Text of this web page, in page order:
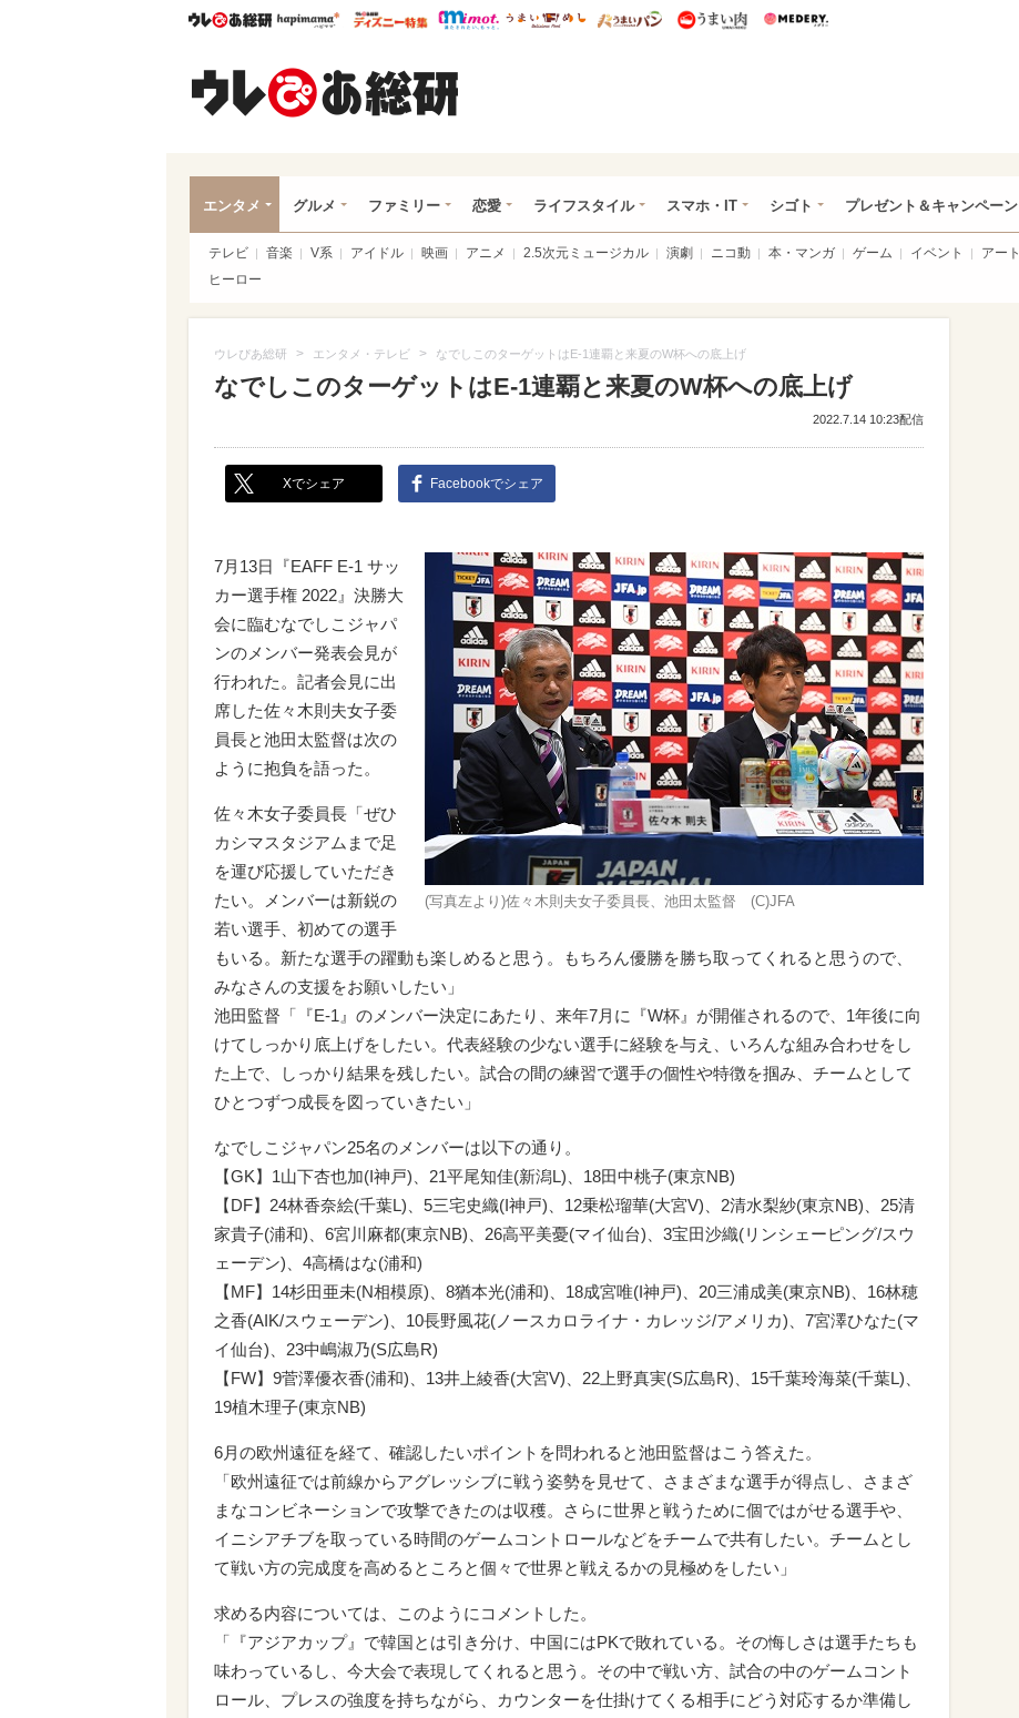
ウレぴあ総研ハピママ* ウレぴあ総研 ディズニー特集
mimot. うまいめし うまいパン うまい肉
エンタメ グルメ ファミリー 恋愛 ライフスタイル スマホ・IT シゴト プレゼント＆キャンペーン
テレビ 音楽 V系 アイドル 映画 アニメ 2.5次元ミュージカル 演劇 ニコ動 本・マンガ ゲーム イベント アート
ヒーロー
ウレぴあ総研 > エンタメ・テレビ > なでしこのターゲットはE-1連覇と来夏のW杯への底上げ
なでしこのターゲットはE-1連覇と来夏のW杯への底上げ
2022.7.14 10:23配信
Xでシェア Facebookでシェア
(写真左より)佐々木則夫女子委員長、池田太監督 (C)JFA
7月13日『EAFF E-1 サッ
カー選手権 2022』決勝大
会に臨むなでしこジャパ
ンのメンバー発表会見が
行われた。記者会見に出
席した佐々木則夫女子委
員長と池田太監督は次の
ように抱負を語った。
佐々木女子委員長「ぜひ
カシマスタジアムまで足
を運び応援していただき
たい。メンバーは新鋭の
若い選手、初めての選手
もいる。新たな選手の躍動も楽しめると思う。もちろん優勝を勝ち取ってくれると思うので、
みなさんの支援をお願いしたい」
池田監督「『E-1』のメンバー決定にあたり、来年7月に『W杯』が開催されるので、1年後に向
けてしっかり底上げをしたい。代表経験の少ない選手に経験を与え、いろんな組み合わせをし
た上で、しっかり結果を残したい。試合の間の練習で選手の個性や特徴を掴み、チームとして
ひとつずつ成長を図っていきたい」
なでしこジャパン25名のメンバーは以下の通り。
【GK】1山下杏也加(I神戸)、21平尾知佳(新潟L)、18田中桃子(東京NB)
【DF】24林香奈絵(千葉L)、5三宅史織(I神戸)、12乗松瑠華(大宮V)、2清水梨紗(東京NB)、25清
家貴子(浦和)、6宮川麻都(東京NB)、26高平美憂(マイ仙台)、3宝田沙織(リンシェーピング/スウ
ェーデン)、4高橋はな(浦和)
【MF】14杉田亜未(N相模原)、8猶本光(浦和)、18成宮唯(I神戸)、20三浦成美(東京NB)、16林穂
之香(AIK/スウェーデン)、10長野風花(ノースカロライナ・カレッジ/アメリカ)、7宮澤ひなた(マ
イ仙台)、23中嶋淑乃(S広島R)
【FW】9菅澤優衣香(浦和)、13井上綾香(大宮V)、22上野真実(S広島R)、15千葉玲海菜(千葉L)、
19植木理子(東京NB)
6月の欧州遠征を経て、確認したいポイントを問われると池田監督はこう答えた。
「欧州遠征では前線からアグレッシブに戦う姿勢を見せて、さまざまな選手が得点し、さまざ
まなコンビネーションで攻撃できたのは収穫。さらに世界と戦うために個ではがせる選手や、
イニシアチブを取っている時間のゲームコントロールなどをチームで共有したい。チームとし
て戦い方の完成度を高めるところと個々で世界と戦えるかの見極めをしたい」
求める内容については、このようにコメントした。
「『アジアカップ』で韓国とは引き分け、中国にはPKで敗れている。その悔しさは選手たちも
味わっているし、今大会で表現してくれると思う。その中で戦い方、試合の中のゲームコント
ロール、プレスの強度を持ちながら、カウンターを仕掛けてくる相手にどう対応するか準備し